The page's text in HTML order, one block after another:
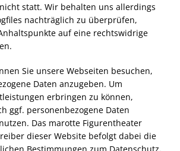
statt. Wir behalten uns allerdings
nachträglich zu überprüfen,
auf eine rechtswidrige
Sie unsere Webseiten besuchen,
Daten anzugeben. Um
erbringen zu können,
ggf. personenbezogene Daten
Das marotte Figurentheater
dieser Website befolgt dabei die